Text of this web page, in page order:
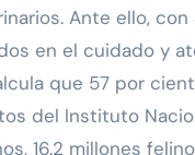
Ante ello, con
en el cuidado y
que 57 por
del Instituto
16.2 millones